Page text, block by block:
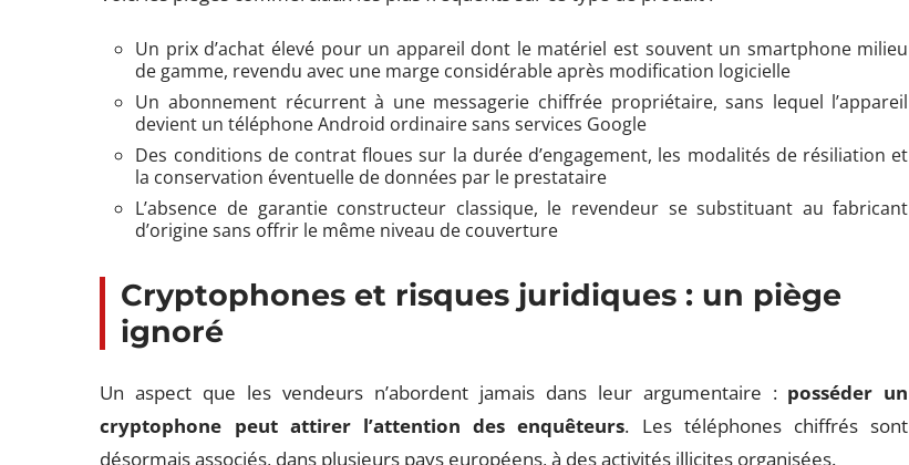
Un prix d’achat élevé pour un appareil dont le matériel est souvent un smartphone milieu
de gamme, revendu avec une marge considérable après modification logicielle
Un abonnement récurrent à une messagerie chiffrée propriétaire, sans lequel l’appareil
devient un téléphone Android ordinaire sans services Google
Des conditions de contrat floues sur la durée d’engagement, les modalités de résiliation et
la conservation éventuelle de données par le prestataire
L’absence de garantie constructeur classique, le revendeur se substituant au fabricant
d’origine sans offrir le même niveau de couverture
Cryptophones et risques juridiques : un piège
ignoré
Un aspect que les vendeurs n’abordent jamais dans leur argumentaire : posséder un
cryptophone peut attirer l’attention des enquêteurs. Les téléphones chiffrés sont
désormais associés, dans plusieurs pays européens, à des activités illicites organisées.